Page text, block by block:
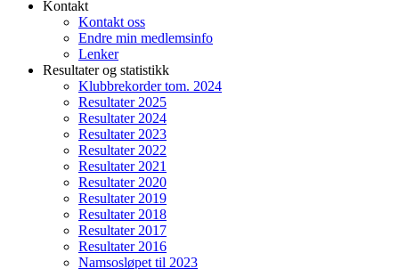
Kontakt
Kontakt oss
Endre min medlemsinfo
Lenker
Resultater og statistikk
Klubbrekorder tom. 2024
Resultater 2025
Resultater 2024
Resultater 2023
Resultater 2022
Resultater 2021
Resultater 2020
Resultater 2019
Resultater 2018
Resultater 2017
Resultater 2016
Namsosløpet til 2023